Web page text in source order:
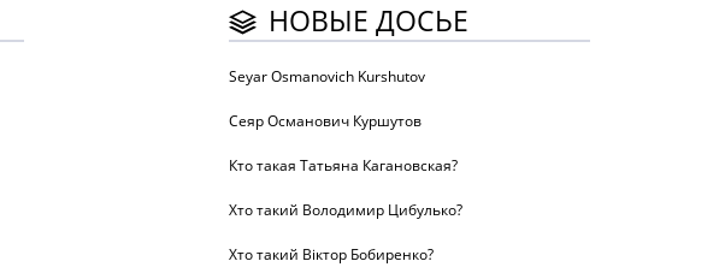
НОВЫЕ ДОСЬЕ
Seyar Osmanovich Kurshutov
Сеяр Османович Куршутов
Кто такая Татьяна Кагановская?
Хто такий Володимир Цибулько?
Хто такий Віктор Бобиренко?